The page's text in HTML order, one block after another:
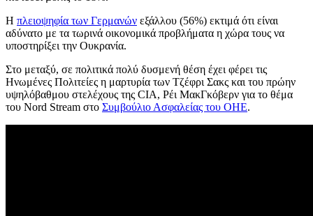
Η πλειοψηφία των Γερμανών εξάλλου (56%) εκτιμά ότι είναι
αδύνατο με τα τωρινά οικονομικά προβλήματα η χώρα τους να
υποστηρίξει την Ουκρανία.
Στο μεταξύ, σε πολιτικά πολύ δυσμενή θέση έχει φέρει τις
Ηνωμένες Πολιτείες η μαρτυρία των Τζέφρι Σακς και του πρώην
υψηλόβαθμου στελέχους της CIA, Ρέι ΜακΓκόβερν για το θέμα
του Nord Stream στο Συμβούλιο Ασφαλείας του ΟΗΕ.